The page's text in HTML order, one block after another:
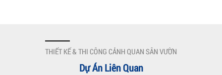
THIẾT KẾ & THI CÔNG CẢNH QUAN SÂN VƯỜN
Dự Án Liên Quan